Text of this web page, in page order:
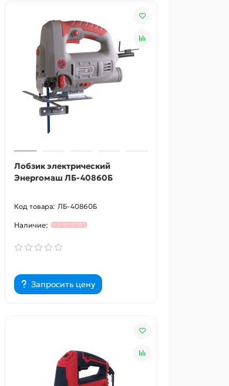
Лобзик электрический
Энергомаш ЛБ-40860Б
ЛБ-40860Б
Запросить цену